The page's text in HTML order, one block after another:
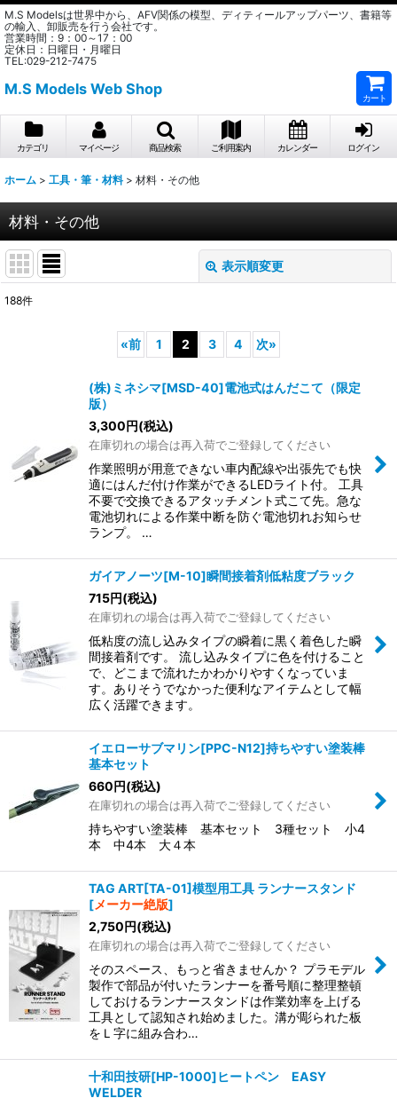
M.S Modelsは世界中から、AFV関係の模型、ディティールアップパーツ、書籍等
の輸入、卸販売を行う会社です。
営業時間：9：00～17：00
定休日：日曜日・月曜日
TEL:029-212-7475
M.S Models Web Shop
カート
カテゴリ マイページ 商品検索 ご利用案内 カレンダー ログイン
ホーム > 工具・筆・材料 > 材料・その他
材料・その他
表示順変更
絞り込む
188件
«前 1 2 3 4 次»
(株)ミネシマ[MSD-40]電池式はんだこて（限定
版）
3,300円(税込)
在庫切れの場合は再入荷でご登録してください
作業照明が用意できない車内配線や出張先でも快
適にはんだ付け作業ができるLEDライト付。 工具
不要で交換できるアタッチメント式こて先。急な
電池切れによる作業中断を防ぐ電池切れお知らせ
ランプ。 …
ガイアノーツ[M-10]瞬間接着剤低粘度ブラック
715円(税込)
在庫切れの場合は再入荷でご登録してください
低粘度の流し込みタイプの瞬着に黒く着色した瞬
間接着剤です。 流し込みタイプに色を付けること
で、どこまで流れたかわかりやすくなっていま
す。ありそうでなかった便利なアイテムとして幅
広く活躍できます。
イエローサブマリン[PPC-N12]持ちやすい塗装棒
基本セット
660円(税込)
在庫切れの場合は再入荷でご登録してください
持ちやすい塗装棒 基本セット 3種セット 小4
本 中4本 大４本
TAG ART[TA-01]模型用工具 ランナースタンド
[メーカー絶版]
2,750円(税込)
在庫切れの場合は再入荷でご登録してください
そのスペース、もっと省きませんか？ プラモデル
製作で部品が付いたランナーを番号順に整理整頓
しておけるランナースタンドは作業効率を上げる
工具として認知され始めました。溝が彫られた板
をＬ字に組み合わ…
十和田技研[HP-1000]ヒートペン EASY
WELDER